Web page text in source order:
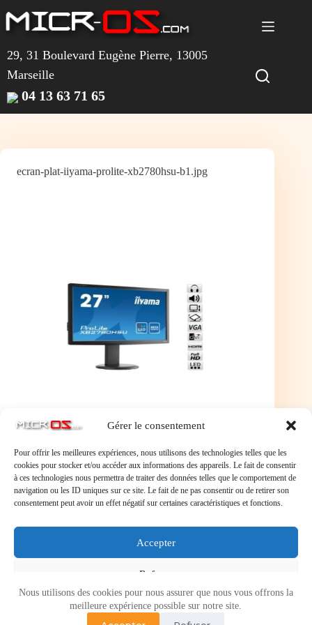
Gérer le consentement
Pour offrir les meilleures expériences, nous utilisons des technologies telles que les
cookies pour stocker et/ou accéder aux informations des appareils. Le fait de consentir
à ces technologies nous permettra de traiter des données telles que le comportement de
navigation ou les ID uniques sur ce site. Le fait de ne pas consentir ou de retirer son
consentement peut avoir un effet négatif sur certaines caractéristiques et fonctions.
Accepter
Refuser
Voir les préférences
au
contenu
Nous utilisons des cookies pour nous assurer que nous vous offrons la
meilleure expérience possible sur notre site.
29, 31 Boulevard Eugène Pierre, 13005
Marseille
04 13 63 71 65
ecran-plat-iiyama-prolite-xb2780hsu-b1.jpg
Laisser un commentaire
Vous devez
pour publier un commentaire.